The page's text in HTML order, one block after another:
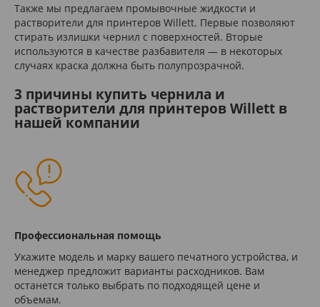
Также мы предлагаем промывочные жидкости и
растворители для принтеров Willett. Первые позволяют
стирать излишки чернил с поверхностей. Вторые
используются в качестве разбавителя — в некоторых
случаях краска должна быть полупрозрачной.
3 причины купить чернила и
растворители для принтеров Willett в
нашей компании
Профессиональная помощь
Укажите модель и марку вашего печатного устройства, и
менеджер предложит варианты расходников. Вам
останется только выбрать по подходящей цене и
объемам.